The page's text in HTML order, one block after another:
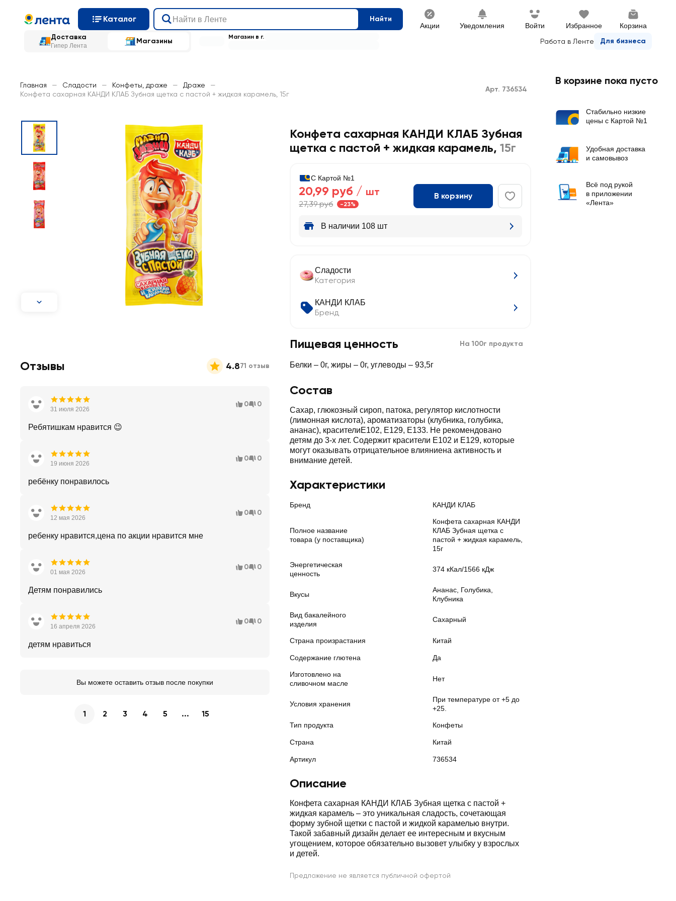
Каталог Найти
Акции Уведомления Войти Избранное Корзина
Доставка
Гипер Лента
Магазины Работа в Ленте Для бизнеса
Магазин в г.
Главная — Сладости — Конфеты, драже — Драже
—
Конфета сахарная КАНДИ КЛАБ Зубная щетка с пастой + жидкая карамель, 15г
Арт. 736534
Конфета сахарная КАНДИ КЛАБ Зубная
щетка с пастой + жидкая карамель, 15г
С Картой №1
20,99 руб / шт
27,39 руб -23%
В корзину
В наличии 108 шт
Сладости
Категория
КАНДИ КЛАБ
Бренд
Пищевая ценность На 100г продукта
Белки – 0г, жиры – 0г, углеводы – 93,5г
Состав
Сахар, глюкозный сироп, патока, регулятор кислотности
(лимонная кислота), ароматизаторы (клубника, голубика,
ананас), красителиЕ102, Е129, Е133. Не рекомендовано
детям до 3-х лет. Содержит красители Е102 и Е129, которые
могут оказывать отрицательное влияниена активность и
внимание детей.
Характеристики
Бренд КАНДИ КЛАБ
Полное название
товара (у поставщика)
Конфета сахарная КАНДИ
КЛАБ Зубная щетка с
пастой + жидкая карамель,
15г
Энергетическая
ценность
374 кКал/1566 кДж
Вкусы
Ананас, Голубика,
Клубника
Вид бакалейного
изделия
Сахарный
Страна произрастания Китай
Содержание глютена Да
Изготовлено на
сливочном масле
Нет
Условия хранения
При температуре от +5 до
+25.
Тип продукта Конфеты
Страна Китай
Артикул 736534
Описание
Конфета сахарная КАНДИ КЛАБ Зубная щетка с пастой +
жидкая карамель – это уникальная сладость, сочетающая
форму зубной щетки с пастой и жидкой карамелью внутри.
Такой забавный дизайн делает ее интересным и вкусным
угощением, которое обязательно вызовет улыбку у взрослых
и детей.
Предложение не является публичной офертой
Отзывы 4.871 отзыв
31 июля 2026
0 0
Ребятишкам нравится 😉
19 июня 2026
0 0
ребёнку понравилось
12 мая 2026
0 0
ребенку нравится,цена по акции нравится мне
01 мая 2026
0 0
Детям понравились
16 апреля 2026
0 0
детям нравиться
Вы можете оставить отзыв после покупки
1 2 3 4 5 ... 15
В корзине пока пусто
Стабильно низкие
цены с Картой №1
Удобная доставка
и самовывоз
Всё под рукой
в приложении
«Лента»